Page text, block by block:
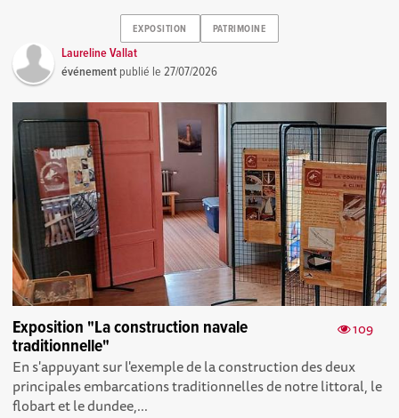
EXPOSITION PATRIMOINE
Laureline Vallat
événement publié le27/07/2026
109
Exposition "La construction navale
traditionnelle"
En s'appuyant sur l'exemple de la construction des deux
principales embarcations traditionnelles de notre littoral, le
flobart et le dundee,...